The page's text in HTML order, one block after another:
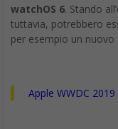
watchOS 6. Stando
tuttavia, potrebbero
per esempio un nuovo
Apple WWDC